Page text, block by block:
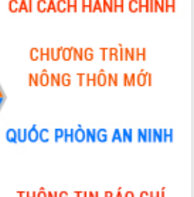
hạ
Tân
Kỷ
thực
Công bố
tỉnh Đắk